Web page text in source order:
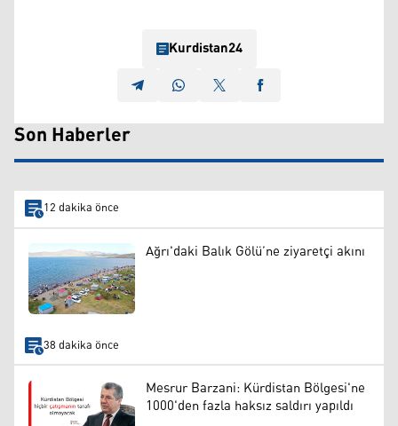
Kurdistan24
Son Haberler
12 dakika önce
Ağrı'daki Balık Gölü’ne ziyaretçi akını
38 dakika önce
Mesrur Barzani: Kürdistan Bölgesi'ne
1000'den fazla haksız saldırı yapıldı